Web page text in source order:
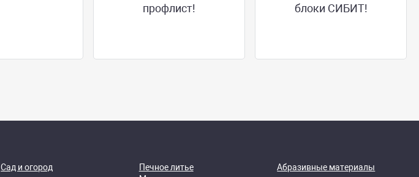
профлист!
блоки СИБИТ!
Сад и огород Печное литье
Абразивные материалы